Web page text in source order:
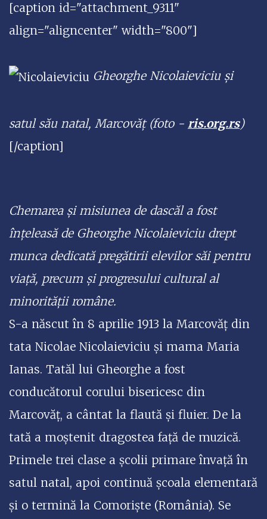
[caption id="attachment_9311"
align="aligncenter" width="800"]
Gheorghe Nicolaieviciu și
satul său natal, Marcovăț (foto - ris.org.rs)
[/caption]
Chemarea și misiunea de dascăl a fost
înțeleasă de Gheorghe Nicolaieviciu drept
munca dedicată pregătirii elevilor săi pentru
viață, precum și progresului cultural al
minorității române.
S-a născut în 8 aprilie 1913 la Marcovăț din
tata Nicolae Nicolaieviciu și mama Maria
Ianas. Tatăl lui Gheorghe a fost
conducătorul corului bisericesc din
Marcovăț, a cântat la flaută și fluier. De la
tată a moștenit dragostea față de muzică.
Primele trei clase a școlii primare învață în
satul natal, apoi continuă școala elementară
și o termină la Comoriște (România). Se